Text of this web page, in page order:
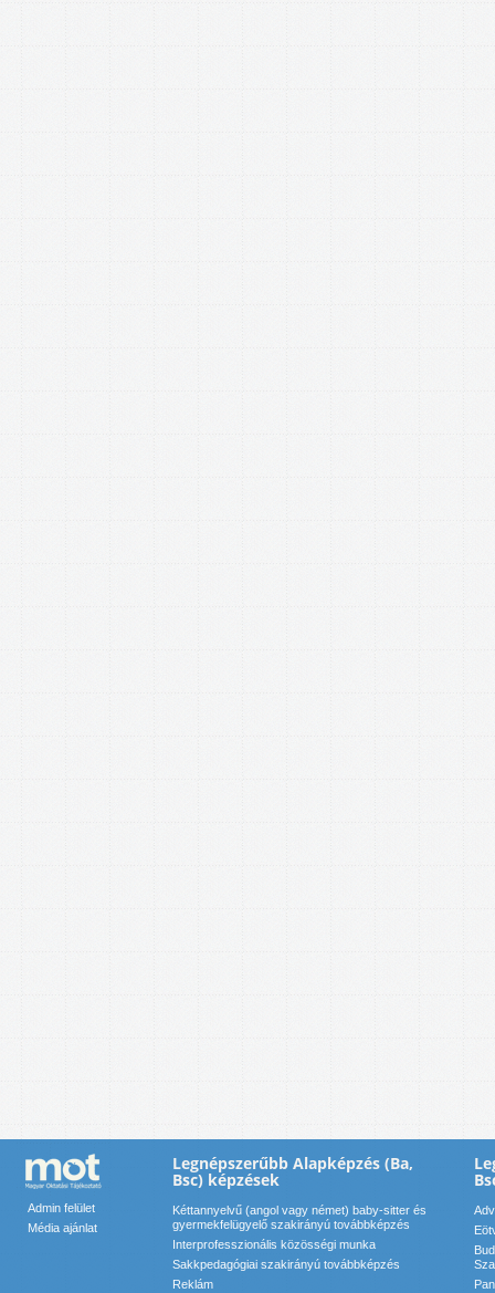
Admin felület
Média ajánlat
Legnépszerűbb Alapképzés (Ba,
Bsc) képzések
Kéttannyelvű (angol vagy német) baby-sitter és
gyermekfelügyelő szakirányú továbbképzés
Interprofesszionális közösségi munka
Sakkpedagógiai szakirányú továbbképzés
Reklám